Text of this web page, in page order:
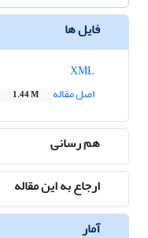
فایل ها
اصل مقاله
1.44 M
هم رسانی
ارجاع به این مقاله
آمار